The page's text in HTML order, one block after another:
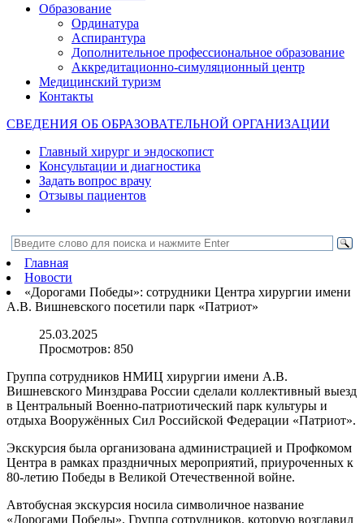
Образование
Ординатура
Аспирантура
Дополнительное профессиональное образование
Аккредитационно-симуляционный центр
Медицинский туризм
Контакты
СВЕДЕНИЯ ОБ ОБРАЗОВАТЕЛЬНОЙ ОРГАНИЗАЦИИ
Главный хирург и эндоскопист
Консультации и диагностика
Задать вопрос врачу
Отзывы пациентов
Главная
Новости
«Дорогами Победы»: сотрудники Центра хирургии имени
А.В. Вишневского посетили парк «Патриот»
25.03.2025
Просмотров: 850
Группа сотрудников НМИЦ хирургии имени А.В.
Вишневского Минздрава России сделали коллективный выезд
в Центральный Военно-патриотический парк культуры и
отдыха Вооружённых Сил Российской Федерации «Патриот».
Экскурсия была организована администрацией и Профкомом
Центра в рамках праздничных мероприятий, приуроченных к
80-летию Победы в Великой Отечественной войне.
Автобусная экскурсия носила символичное название
«Дорогами Победы». Группа сотрудников, которую возглавил